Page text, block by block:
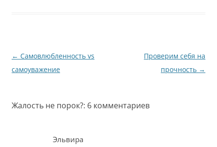
Навигация
по
← Самовлюбленность vs
самоуважение
Проверим себя на
прочность →
Жалость не порок?: 6 комментариев
Эльвира